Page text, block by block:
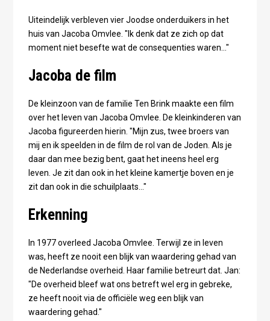
Uiteindelijk verbleven vier Joodse onderduikers in het
huis van Jacoba Omvlee. "Ik denk dat ze zich op dat
moment niet besefte wat de consequenties waren..."
Jacoba de film
De kleinzoon van de familie Ten Brink maakte een film
over het leven van Jacoba Omvlee. De kleinkinderen van
Jacoba figureerden hierin. "Mijn zus, twee broers van
mij en ik speelden in de film de rol van de Joden. Als je
daar dan mee bezig bent, gaat het ineens heel erg
leven. Je zit dan ook in het kleine kamertje boven en je
zit dan ook in die schuilplaats..."
Erkenning
In 1977 overleed Jacoba Omvlee. Terwijl ze in leven
was, heeft ze nooit een blijk van waardering gehad van
de Nederlandse overheid. Haar familie betreurt dat. Jan:
"De overheid bleef wat ons betreft wel erg in gebreke,
ze heeft nooit via de officiële weg een blijk van
waardering gehad."